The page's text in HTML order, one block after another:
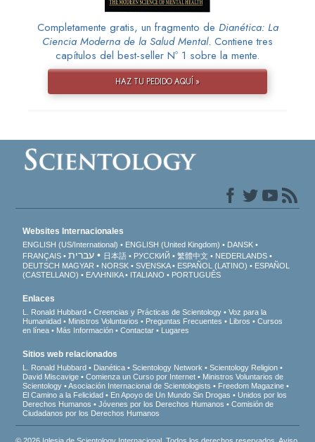
Completamente gratis, un fragmento de Dianética: La
Ciencia Moderna de la Salud Mental. Contiene tres
capítulos del best-seller Nº 1 sobre la mente.
HAZ TU PEDIDO AQUÍ »
Websites Internacionales
ENGLISH (US/International) ENGLISH (United Kingdom)
DANSK
FRANÇAIS
עברית 日本語 РУССКИЙ 繁體中文
NEDERLANDS
DEUTSCH MAGYAR NORSK SVENSKA ESPAÑOL (LATINO)
ESPAÑOL
(CASTELLANO)
ΕΛΛΗΝΙΚA ITALIANO PORTUGUÊS
Enlaces
L. Ronald Hubbard Creencias y Prácticas de Scientology
Voz para la
Humanidad
Ministros Voluntarios Preguntas Frecuentes Libros
Cursos
en línea
Más Información Contactar Lugares
Sitios web relacionados
L. Ronald Hubbard Dianética Scientology Network
Scientology Religion
David Miscavige
Comienza un Curso por Internet
Ministros Voluntarios de
Scientology
Asociación Internacional de Scientologists
Freedom Magazine
El Camino a la Felicidad
En Apoyo de Un Mundo Sin Drogas
Unidos por los
Derechos Humanos
Jóvenes por los Derechos Humanos
Comisión de
Ciudadanos por los Derechos Humanos